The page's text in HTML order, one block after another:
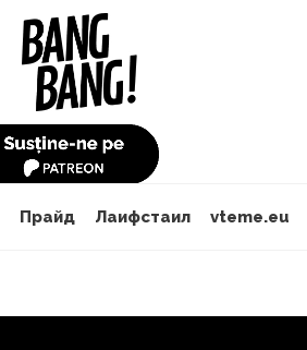
Прайд Лаифстаил vteme.eu